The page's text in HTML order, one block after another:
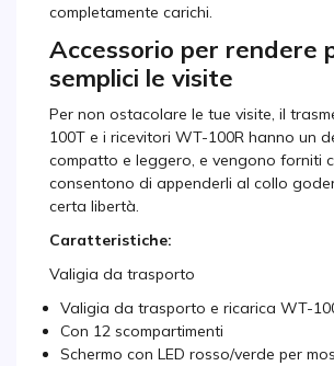
completamente carichi.
Accessorio per rendere
semplici le visite
Per non ostacolare le tue visite, il
100T e i ricevitori WT-100R hanno un
compatto e leggero, e vengono forniti
consentono di appenderli al collo
certa libertà.
Caratteristiche:
Valigia da trasporto
Valigia da trasporto e ricarica WT-
Con 12 scompartimenti
Schermo con LED rosso/verde per